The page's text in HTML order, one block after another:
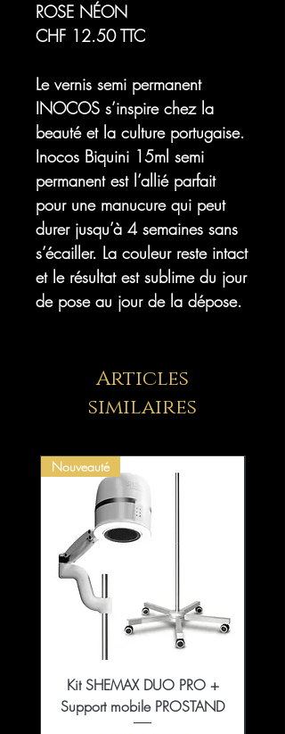
ROSE NÉON
CHF 12.50 TTC
Le vernis semi permanent
INOCOS s’inspire chez la
beauté et la culture portugaise.
Inocos Biquini 15ml semi
permanent est l’allié parfait
pour une manucure qui peut
durer jusqu’à 4 semaines sans
s’écailler. La couleur reste intact
et le résultat est sublime du jour
de pose au jour de la dépose.
Articles
similaires
Nouveauté
Kit SHEMAX DUO PRO +
Support mobile PROSTAND